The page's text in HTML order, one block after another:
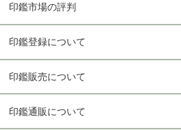
印鑑市場の評判
印鑑登録について
印鑑販売について
印鑑通販について